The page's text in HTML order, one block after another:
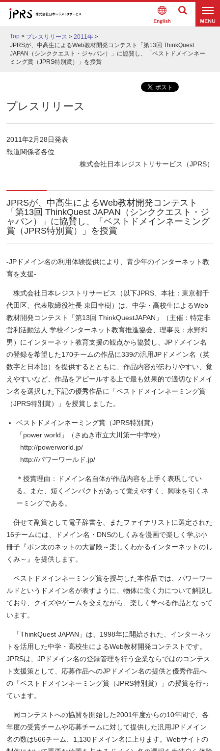
Englis 検索
Top > プレスリリース > 2011年 >
JPRSが、中高生によるWeb教材開発コンテスト「第13回 ThinkQuest
JAPAN（シンククエスト・ジャパン）」に協賛し、「ベストドメインネー
ミング賞（JPRS特別賞）」を授賞
プレスリリース
2011年2月28日発表
報道関係者各位
株式会社日本レジストリサービス（JPRS）
JPRSが、中高生によるWeb教材開発コンテスト
「第13回 ThinkQuest JAPAN（シンククエスト・ジ
ャパン）」に協賛し、「ベストドメインネーミング
賞（JPRS特別賞）」を授賞
‐JPドメイン名の利用体験提供により、青少年のインターネット教
育を支援‐
株式会社日本レジストリサービス（以下JPRS、本社：東京都千
代田区、代表取締役社長 東田幸樹）は、中学・高校生によるWeb
教材開発コンテスト「第13回 ThinkQuestJAPAN」（主催：特定非
営利活動法人 学校インターネット教育推進協会、理事長：永野和
男）にインターネット教育支援の観点から協賛し、JPドメイン名
の登録を希望した170チームの作品に339の汎用JPドメイン名（英
数字と日本語）を提供するとともに、作品内容が伝わりやすい、覚
えやすいなど、作品をアピールする上で最も効果的で適切なドメイ
ン名を選択した下記の優秀作品に「ベストドメインネーミング賞
（JPRS特別賞）」を授賞しました。
ベストドメインネーミング賞（JPRS特別賞）
「power world」（さぬき市立大川第一中学校）
http://powerworld.jp/
http://パワーワールド.jp/
＊授賞理由：ドメイン名自体が作品内容を上手く表現してい
る。また、短くインパクトがあって覚えやすく、興味を引くネ
ーミングである。
併せて副賞として電子辞書を、またファイナリストに選定された
16チームには、ドメイン名・DNSのしくみを漫画で楽しく学ぶ小
冊子『ポン太のネットの大冒険～楽しくわかるインターネットのし
くみ～』を提供します。
ベストドメインネーミング賞を授与した本作品では、パワーワー
ルドというドメイン名が表すように、物体に働く力について解説し
ており、クイズやゲームを交えながら、楽しく学べる作品となって
います。
「ThinkQuest JAPAN」は、1998年に開始された、インターネッ
トを活用した中学・高校生によるWeb教材開発コンテストです。
JPRSは、JPドメイン名の登録管理を行う企業ならではのコンテス
ト支援策として、応募作品へのJPドメイン名の提供と優秀作品へ
の「ベストドメインネーミング賞（JPRS特別賞）」の授賞を行っ
ています。
同コンテストへの協賛を開始した2001年度からの10年間で、各
年度の受賞チームや応募チームに対して提供した汎用JPドメイン
名の数は566チーム、1,130ドメイン名に上ります。Webサイトの